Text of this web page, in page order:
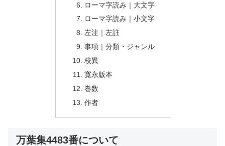
ローマ字読み｜大文字
ローマ字読み｜小文字
左注｜左註
事項｜分類・ジャンル
校異
寛永版本
巻数
作者
万葉集4483番について